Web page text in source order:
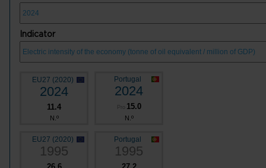
Indicator
EU27 (2020)
2024
11.4
N.º
Portugal
2024
15.0
N.º
EU27 (2020)
1995
Portugal
1995